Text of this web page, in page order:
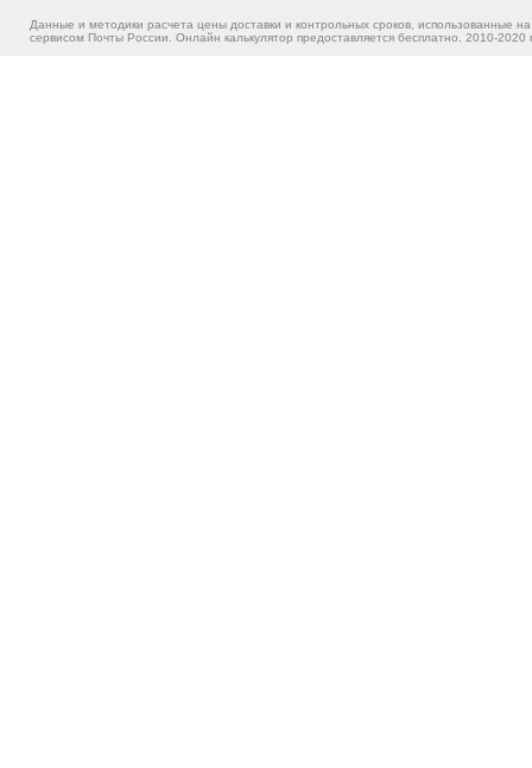
Данные и методики расчета цены доставки и контрольных сроков, использованные
сервисом Почты России. Онлайн калькулятор предоставляется бесплатно. 2010-2020